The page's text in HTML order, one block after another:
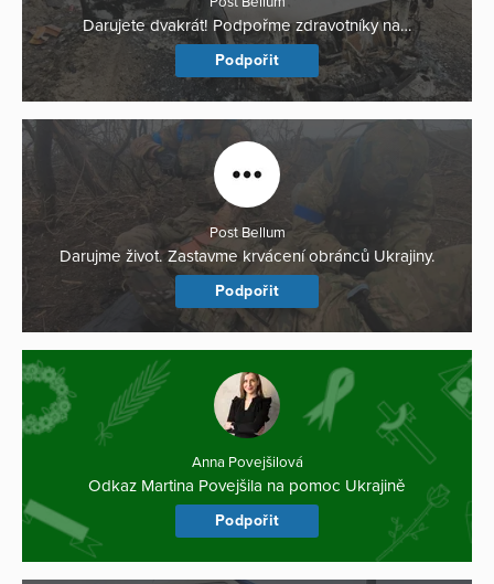
Darujete dvakrát! Podpořme zdravotníky na…
Podpořit
Post Bellum
Darujme život. Zastavme krvácení obránců Ukrajiny.
Podpořit
Anna Povejšilová
Odkaz Martina Povejšila na pomoc Ukrajině
Podpořit